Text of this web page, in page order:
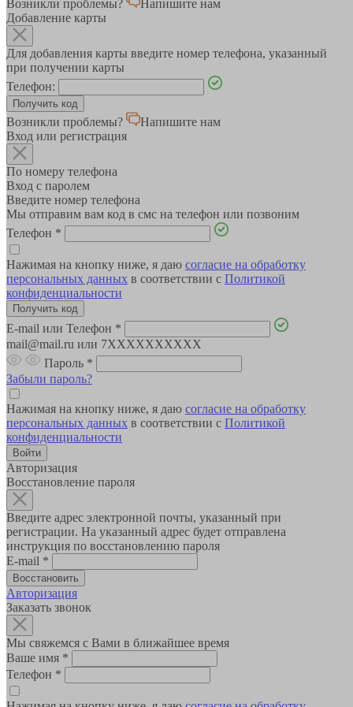
Возникли проблемы?
Напишите нам
Добавление карты
Для добавления карты введите номер телефона, указанный
при получении карты
Телефон:
Возникли проблемы?
Напишите нам
Вход или регистрация
По номеру телефона
Вход с паролем
Введите номер телефона
Мы отправим вам код в смс на телефон или позвоним
Телефон *
Нажимая на кнопку ниже, я даю согласие на обработку
персональных данных в соответствии с Политикой
конфиденциальности
E-mail или Телефон *
mail@mail.ru или 7XXXXXXXXXX
Пароль *
Забыли пароль?
Нажимая на кнопку ниже, я даю согласие на обработку
персональных данных в соответствии с Политикой
конфиденциальности
Авторизация
Восстановление пароля
Введите адрес электронной почты, указанный при
регистрации. На указанный адрес будет отправлена
инструкция по восстановлению пароля
E-mail *
Авторизация
Заказать звонок
Мы свяжемся с Вами в ближайшее время
Ваше имя *
Телефон *